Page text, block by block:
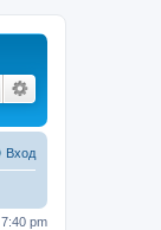
Вход
pm